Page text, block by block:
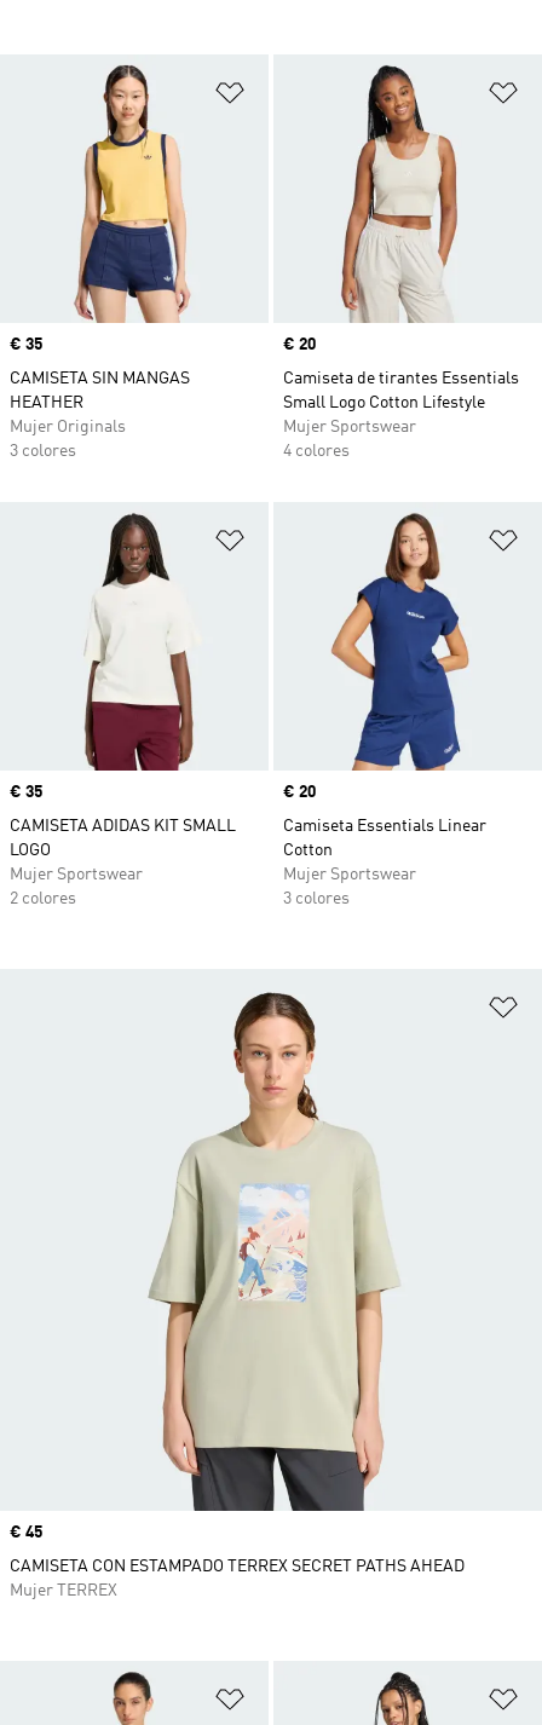
Añadir a la lista de deseos
Precio
€ 35
CAMISETA SIN MANGAS
HEATHER
Mujer Originals
3 colores
Precio
€ 20
Camiseta de tirantes Essentials
Small Logo Cotton Lifestyle
Mujer Sportswear
4 colores
Añadir a la lista de deseos
Precio
€ 35
CAMISETA ADIDAS KIT SMALL
LOGO
Mujer Sportswear
2 colores
Precio
€ 20
Camiseta Essentials Linear
Cotton
Mujer Sportswear
3 colores
Añadir a la lista de deseos
Precio
€ 45
CAMISETA CON ESTAMPADO TERREX SECRET PATHS AHEAD
Mujer TERREX